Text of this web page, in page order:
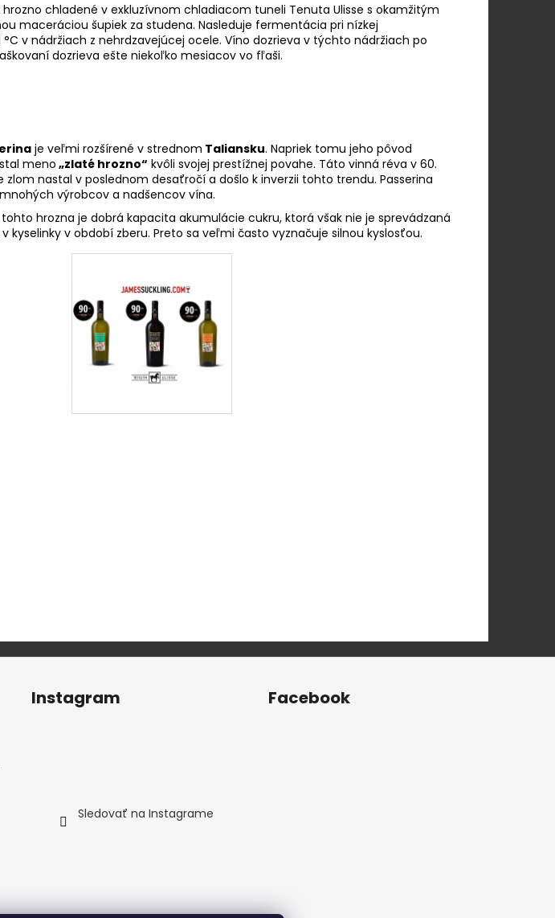
chladené v exkluzívnom chladiacom tuneli Tenuta Ulisse s okamžitým
maceráciou šupiek za studena. Nasleduje fermentácia pri nízkej
v nádržiach z nehrdzavejúcej ocele. Víno dozrieva v týchto nádržiach po
dozrieva ešte niekoľko mesiacov vo fľaši.
je veľmi rozšírené v strednom Taliansku. Napriek tomu jeho pôvod
meno„zlaté hrozno“ kvôli svojej prestížnej povahe. Táto vinná réva v 60.
zlom nastal v poslednom desaťročí a došlo k inverzii tohto trendu. Passerina
výrobcov a nadšencov vína.
hrozna je dobrá kapacita akumulácie cukru, ktorá však nie je sprevádzaná
kyselinky v období zberu. Preto sa veľmi často vyznačuje silnou kyslosťou.
Instagram
Sledovať na Instagrame
Facebook